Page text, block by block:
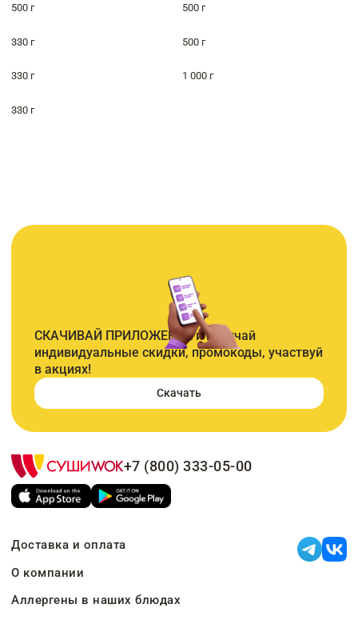
500 г 500 г
330 г 500 г
330 г 1 000 г
330 г
СКАЧИВАЙ ПРИЛОЖЕНИЕ и получай
индивидуальные скидки, промокоды, участвуй
в акциях!
Скачать
+7 (800) 333-05-00
Доставка и оплата
О компании
Аллергены в наших блюдах